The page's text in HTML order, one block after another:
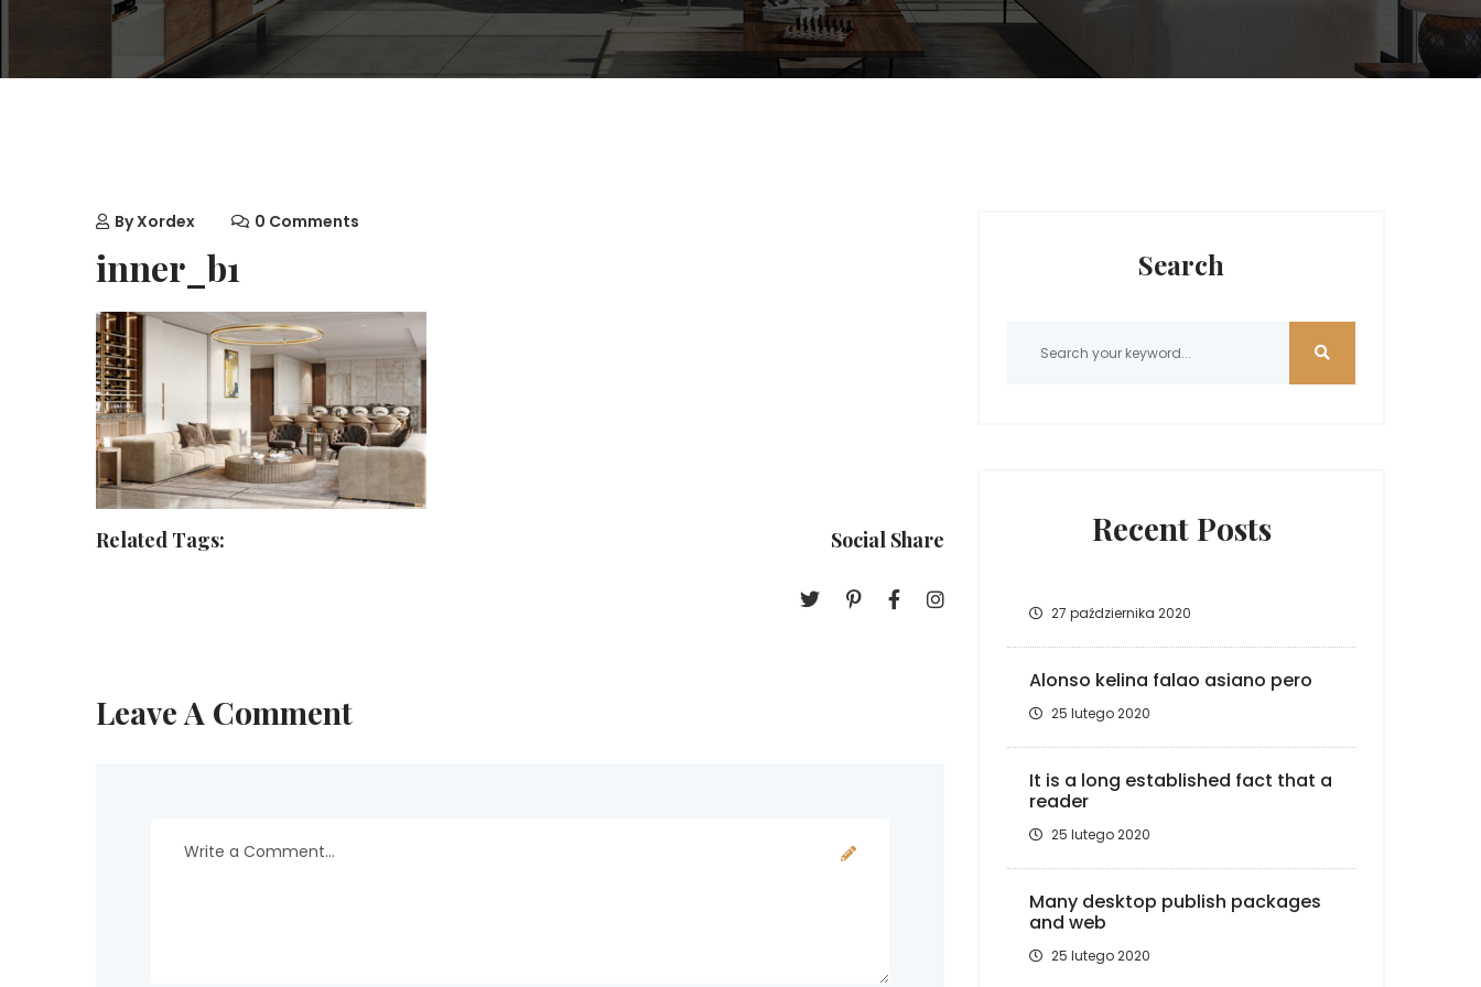
ByXordex 0 Comments
inner_b1
Related Tags: Social Share
Leave A Comment
Search
Recent Posts
27 października 2020
Alonso kelina falao asiano pero
25 lutego 2020
It is a long established fact that a
reader
25 lutego 2020
Many desktop publish packages
and web
25 lutego 2020